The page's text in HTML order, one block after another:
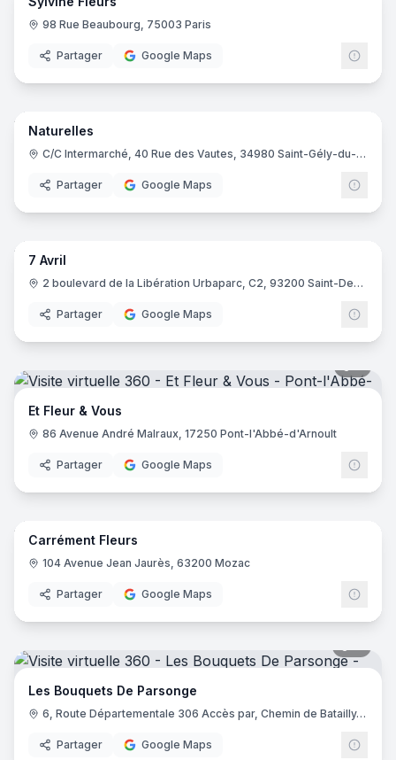
98 Rue Beaubourg, 75003 Paris
Partager Google Maps
6
Naturelles
C/C Intermarché, 40 Rue des Vautes, 34980 Saint-Gély-du-Fesc
Partager Google Maps
10
7 Avril
2 boulevard de la Libération Urbaparc, C2, 93200 Saint-Denis
Partager Google Maps
Et Fleur & Vous
86 Avenue André Malraux, 17250 Pont-l'Abbé-d'Arnoult
Partager Google Maps
14
Carrément Fleurs
104 Avenue Jean Jaurès, 63200 Mozac
Partager Google Maps
Les Bouquets De Parsonge
6, Route Départementale 306 Accès par, Chemin de Batailly, 69380 Les Chères
Partager Google Maps